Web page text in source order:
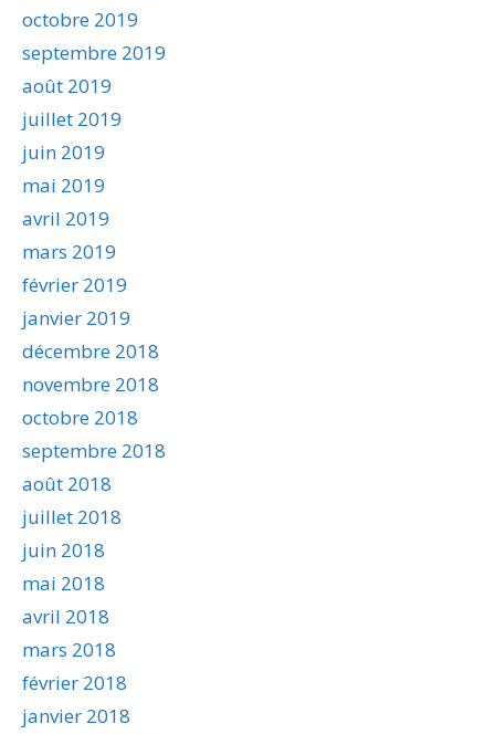
octobre 2019
septembre 2019
août 2019
juillet 2019
juin 2019
mai 2019
avril 2019
mars 2019
février 2019
janvier 2019
décembre 2018
novembre 2018
octobre 2018
septembre 2018
août 2018
juillet 2018
juin 2018
mai 2018
avril 2018
mars 2018
février 2018
janvier 2018